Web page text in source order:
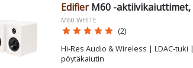
EdifierM60 -aktiivikaiuttimet,
M60-WHITE
star star star star star (2)
Hi‑Res Audio & Wireless | LDAC‑tuki
pöytäkaiutin